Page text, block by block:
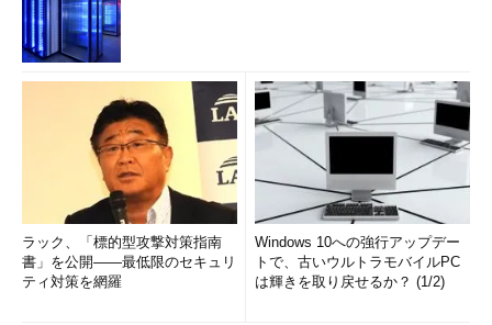
ラック、「標的型攻撃対策指南
書」を公開――最低限のセキュリ
ティ対策を網羅
Windows 10への強行アップデー
トで、古いウルトラモバイルPC
は輝きを取り戻せるか？ (1/2)